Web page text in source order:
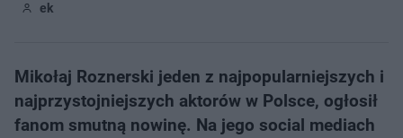
ek
Mikołaj Roznerski jeden z najpopularniejszych i
najprzystojniejszych aktorów w Polsce, ogłosił
fanom smutną nowinę. Na jego social mediach